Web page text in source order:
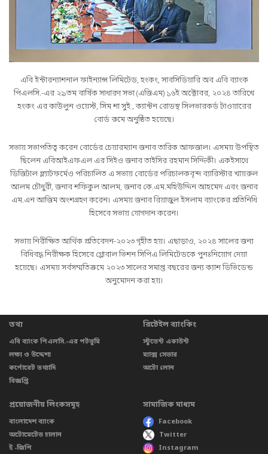
এবি ইন্টারন্যাশনাল ফাইন্যান্স লিমিটেড, হংকং, সাবসিডিয়ারি অব এবি ব্যাংক
পিএলসি.-এর ২৯তম বার্ষিক সাধারণ সভা (এজিএম) ১৬ই অক্টোবর, ২০২৪ তারিখে
হংকং এর কাউলুন ওয়েস্ট, সিম শা সুই , ক্যান্টন রোডস্থ সিলভারকর্ড টাওয়ারের
বোর্ড রুমে অনুষ্ঠিত হয়েছে।
সভায় সভাপতিত্ব করেন বোর্ডের চেয়ারম্যান জনাব তারিক আফজাল। এসময় উপস্থিত
ছিলেন এবিআইএফএল এর সিইও জনাব তাইসির রহমান সিদ্দিকী। একইসাথে
ডিজিটাল প্ল্যাটফর্মেও পরিচালিত এ সভায় বোর্ডের পরিচালকবৃন্দ ব্যারিস্টার খায়রুল
আলম চৌধুরী, জনাব শফিকুল আলম, জনাব কে.এম.মহিউদ্দিন আহমেদ এবং জনাব
এম.এন আজিম অংশগ্রহণ করেন। এসময় জনাব রিয়াজুল ইসলাম ব্যাংকের প্রতিনিধি
হিসেবে সভায় যোগদান করেন।
সভায় নিরীক্ষিত আর্থিক প্রতিবেদন-২০২৩ গৃহীত হয়। এছাড়াও, ২০২৪ সালের জন্য
বিধিবদ্ধ নিরীক্ষক হিসেবে গ্লোবাল ভিশন সিপিএ লিমিটেডকে পুনঃনিয়োগ দেয়া
হয়েছে। এসময় সর্বসম্মতিক্রমে ২০২৩ সালের সমাপ্ত বছরের জন্য ক্যাশ ডিভিডেন্ড
অনুমোদন করা হয়।
তথ্য
এবি ব্যাংক পিএলসি.-এর পটভূমি
লক্ষ্য ও উদ্দেশ্য
কর্পোরেট তথ্যাদি
বিজ্ঞপ্তি
রিটেইল ব্যাংকিং
স্টুডেন্ট একাউন্ট
ম্যাক্স সেভার
অটো লোন
প্রয়োজনীয় লিংকসমূহ
বাংলাদেশ ব্যাংক
অটোমেটেড চালান
ই -জিপি
সামাজিক মাধ্যম
Facebook
Twitter
Instagram